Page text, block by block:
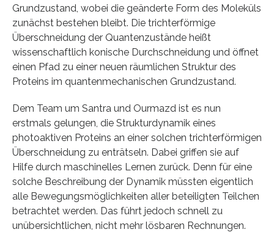
Grundzustand, wobei die geänderte Form des Moleküls
zunächst bestehen bleibt. Die trichterförmige
Überschneidung der Quantenzustände heißt
wissenschaftlich konische Durchschneidung und öffnet
einen Pfad zu einer neuen räumlichen Struktur des
Proteins im quantenmechanischen Grundzustand.
Dem Team um Santra und Ourmazd ist es nun
erstmals gelungen, die Strukturdynamik eines
photoaktiven Proteins an einer solchen trichterförmigen
Überschneidung zu enträtseln. Dabei griffen sie auf
Hilfe durch maschinelles Lernen zurück. Denn für eine
solche Beschreibung der Dynamik müssten eigentlich
alle Bewegungsmöglichkeiten aller beteiligten Teilchen
betrachtet werden. Das führt jedoch schnell zu
unübersichtlichen, nicht mehr lösbaren Rechnungen.